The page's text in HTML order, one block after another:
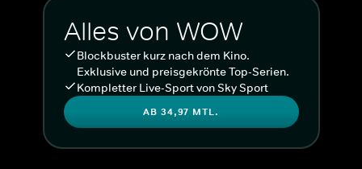
Alles von WOW
Blockbuster kurz nach dem Kino.
Exklusive und preisgekrönte Top-Serien.
Kompletter Live-Sport von Sky Sport
AB 34,97 MTL.